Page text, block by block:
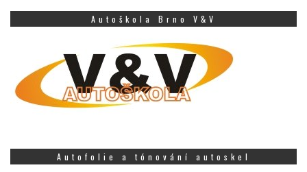
Autoškola Brno V&V
Autofolie a tónování autoskel